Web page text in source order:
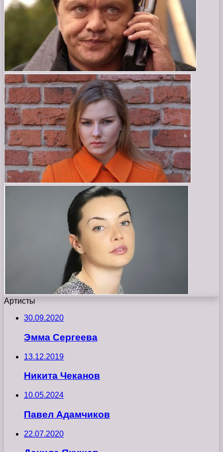
Артисты
30.09.2020
Эмма Сергеева
13.12.2019
Никита Чеканов
10.05.2024
Павел Адамчиков
22.07.2020